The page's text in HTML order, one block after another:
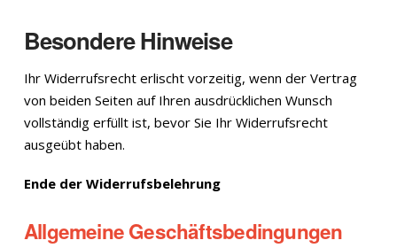
Besondere Hinweise
Ihr Widerrufsrecht erlischt vorzeitig, wenn der Vertrag
von beiden Seiten auf Ihren ausdrücklichen Wunsch
vollständig erfüllt ist, bevor Sie Ihr Widerrufsrecht
ausgeübt haben.
Ende der Widerrufsbelehrung
Allgemeine Geschäftsbedingungen